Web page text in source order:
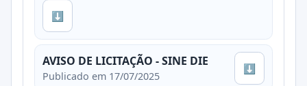
⬇
AVISO DE LICITAÇÃO - SINE DIE
Publicado em 17/07/2025
⬇